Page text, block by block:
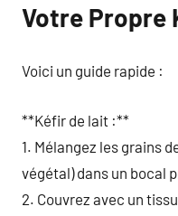
Votre Propre
Voici un guide rapide :
**Kéfir de lait :**
1. Mélangez les grains
végétal) dans un bocal
2. Couvrez avec un